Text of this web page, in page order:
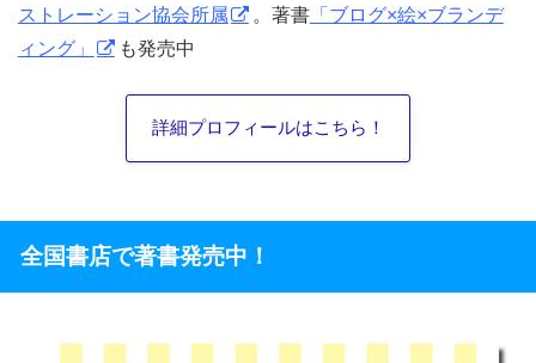
ストレーション協会所属
。著書「ブログ×絵×ブランデ
ィング」
も発売中
詳細プロフィールはこちら！
全国書店で著書発売中！